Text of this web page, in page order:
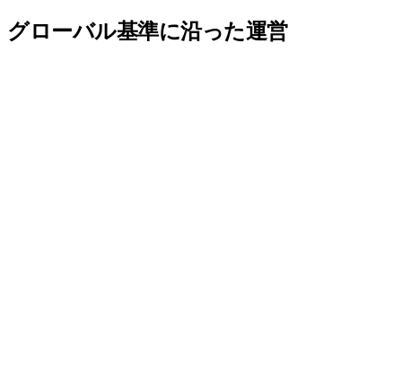
グローバル基準に沿った運営